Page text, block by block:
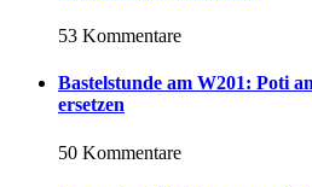
53 Kommentare
Bastelstunde am W201: Poti
ersetzen
50 Kommentare